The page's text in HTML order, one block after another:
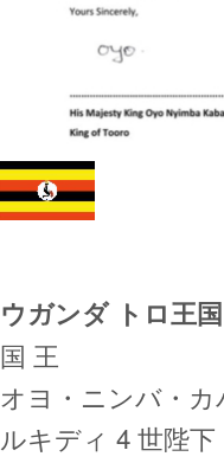
ウガンダ トロ王国
国 王
オヨ・ニンバ・カ
ルキディ 4 世陛下